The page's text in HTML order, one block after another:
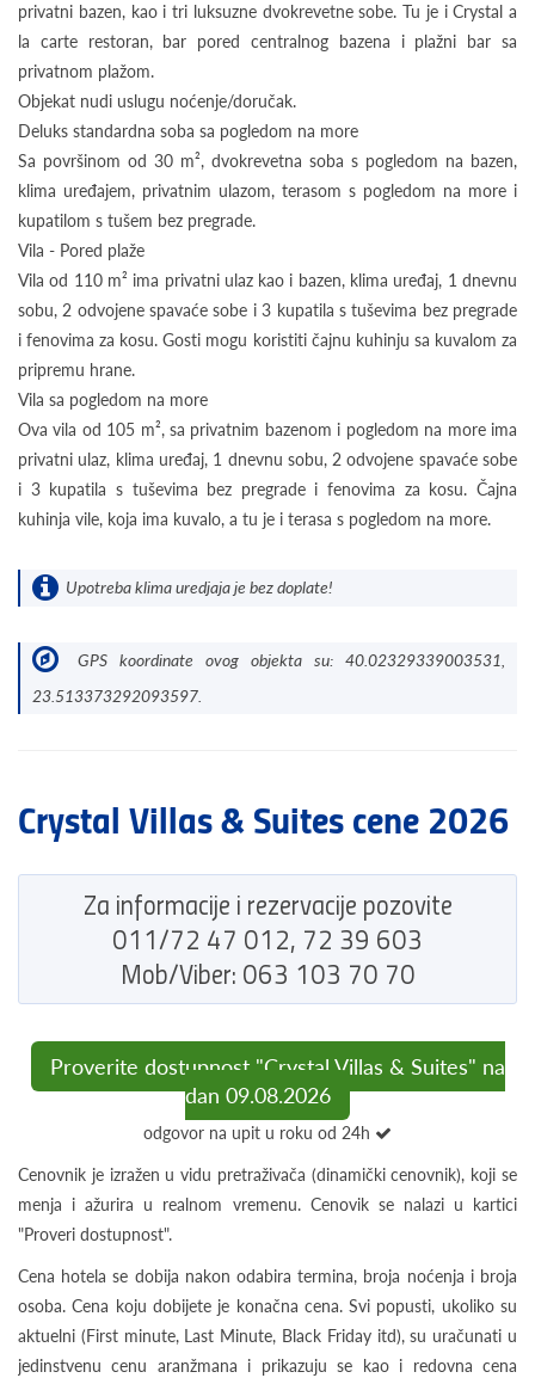
privatni bazen, kao i tri luksuzne dvokrevetne sobe. Tu je i Crystal a
la carte restoran, bar pored centralnog bazena i plažni bar sa
privatnom plažom.
Objekat nudi uslugu noćenje/doručak.
Deluks standardna soba sa pogledom na more
Sa površinom od 30 m², dvokrevetna soba s pogledom na bazen,
klima uređajem, privatnim ulazom, terasom s pogledom na more i
kupatilom s tušem bez pregrade.
Vila - Pored plaže
Vila od 110 m² ima privatni ulaz kao i bazen, klima uređaj, 1 dnevnu
sobu, 2 odvojene spavaće sobe i 3 kupatila s tuševima bez pregrade
i fenovima za kosu. Gosti mogu koristiti čajnu kuhinju sa kuvalom za
pripremu hrane.
Vila sa pogledom na more
Ova vila od 105 m², sa privatnim bazenom i pogledom na more ima
privatni ulaz, klima uređaj, 1 dnevnu sobu, 2 odvojene spavaće sobe
i 3 kupatila s tuševima bez pregrade i fenovima za kosu. Čajna
kuhinja vile, koja ima kuvalo, a tu je i terasa s pogledom na more.
Upotreba klima uredjaja je bez doplate!
GPS koordinate ovog objekta su: 40.02329339003531,
23.513373292093597.
Crystal Villas & Suites cene 2026
Za informacije i rezervacije pozovite
011/72 47 012, 72 39 603
Mob/Viber: 063 103 70 70
Proverite dostupnost "Crystal Villas & Suites" na
dan 09.08.2026
odgovor na upit u roku od 24h
Cenovnik je izražen u vidu pretraživača (dinamički cenovnik), koji se
menja i ažurira u realnom vremenu. Cenovik se nalazi u kartici
"Proveri dostupnost".
Cena hotela se dobija nakon odabira termina, broja noćenja i broja
osoba. Cena koju dobijete je konačna cena. Svi popusti, ukoliko su
aktuelni (First minute, Last Minute, Black Friday itd), su uračunati u
jedinstvenu cenu aranžmana i prikazuju se kao i redovna cena